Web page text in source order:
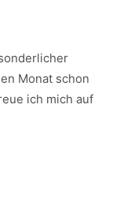
Monat schon
ich mich auf